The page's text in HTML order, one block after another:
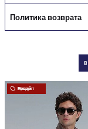
Политика возврата
Новый Продукт